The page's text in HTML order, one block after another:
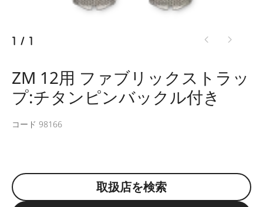
1 / 1
ZM 12用 ファブリックストラッ
プ:チタンピンバックル付き
コード 98166
取扱店を検索